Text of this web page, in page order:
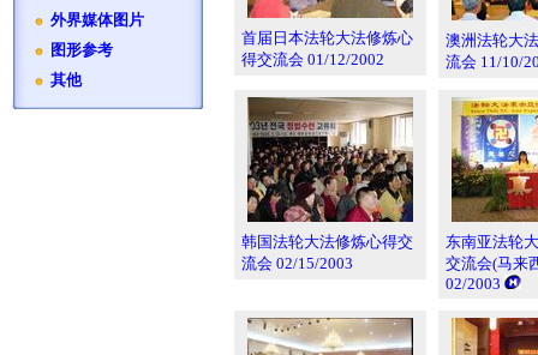
外界媒体图片
图形参考
其他
首届日本法轮大法修炼心
得交流会 01/12/2002
澳洲法轮大
流会 11/10/
韩国法轮大法修炼心得交
流会 02/15/2003
东南亚法轮
交流会(马来
02/2003